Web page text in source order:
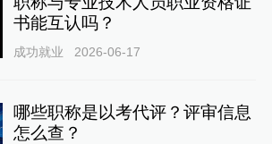
书能互认吗？
成功就业 2026-06-17
哪些职称是以考代评？评审信息
怎么查？